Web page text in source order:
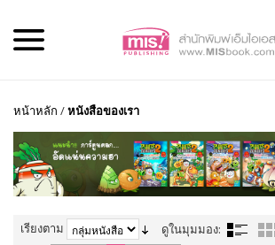
หน้าหลัก /หนังสือของเรา
เรียงตาม
ดูในมุมมอง: